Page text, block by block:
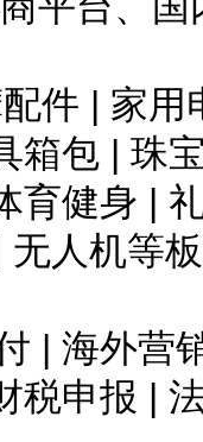
件 | 家
箱包 | 珠
育健身 |
人机等
| 海外营
税申报 |